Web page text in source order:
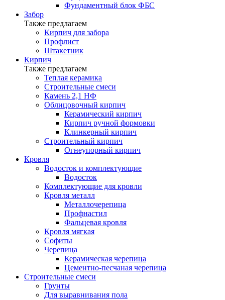
Фундаментный блок ФБС
Забор
Также предлагаем
Кирпич для забора
Профлист
Штакетник
Кирпич
Также предлагаем
Теплая керамика
Строительные смеси
Камень 2,1 НФ
Облицовочный кирпич
Керамический кирпич
Кирпич ручной формовки
Клинкерный кирпич
Строительный кирпич
Огнеупорный кирпич
Кровля
Водосток и комплектующие
Водосток
Комплектующие для кровли
Кровля металл
Металлочерепица
Профнастил
Фальцевая кровля
Кровля мягкая
Софиты
Черепица
Керамическая черепица
Цементно-песчаная черепица
Строительные смеси
Грунты
Для выравнивания пола